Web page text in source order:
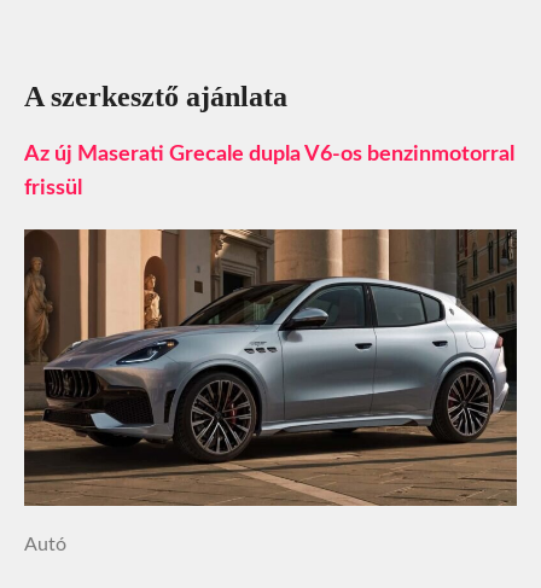
A szerkesztő ajánlata
Az új Maserati Grecale dupla V6-os benzinmotorral
frissül
Autó